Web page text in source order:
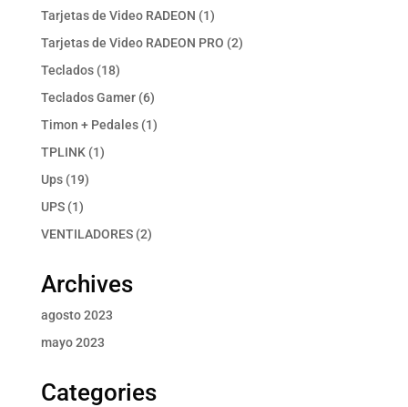
productos
Tarjetas de Video RADEON 11
producto
Tarjetas de Video RADEON PRO 22
Teclados 1818
productos
Teclados Gamer 66
productos
Timon + Pedales 11
TPLINK 11
Ups 1919
UPS 11
producto
VENTILADORES 22
Archives
agosto 2023
mayo 2023
Categories